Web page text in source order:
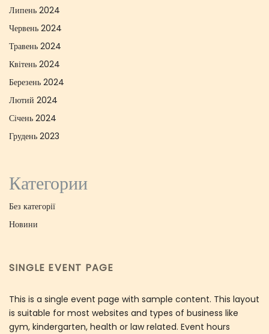
Липень 2024
Червень 2024
Травень 2024
Квітень 2024
Березень 2024
Лютий 2024
Січень 2024
Грудень 2023
Категории
Без категорії
Новини
SINGLE EVENT PAGE
This is a single event page with sample content. This layout
is suitable for most websites and types of business like
gym, kindergarten, health or law related. Event hours